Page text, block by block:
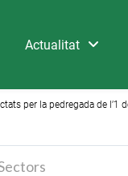
Actualitat
per la pedregada de l’1